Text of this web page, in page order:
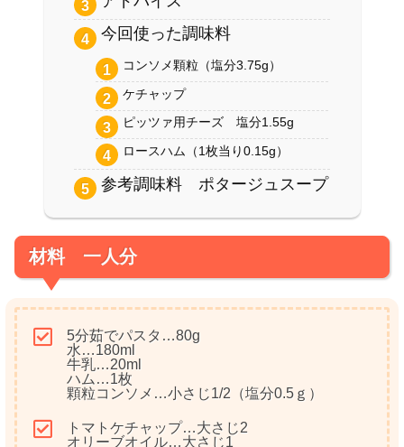
今回使った調味料
コンソメ顆粒（塩分3.75g）
ケチャップ
ピッツァ用チーズ 塩分1.55g
ロースハム（1枚当り0.15g）
参考調味料 ポタージュスープ
材料 一人分
5分茹でパスタ…80g
水…180ml
牛乳…20ml
ハム…1枚
顆粒コンソメ…小さじ1/2（塩分0.5ｇ）
トマトケチャップ…大さじ2
オリーブオイル…大さじ1